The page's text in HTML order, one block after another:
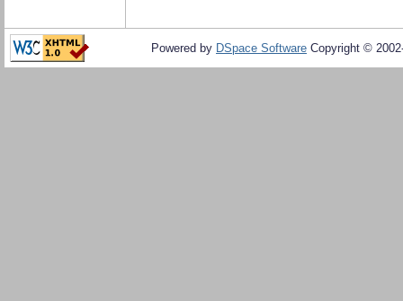
Powered by DSpace Software Copyright ©